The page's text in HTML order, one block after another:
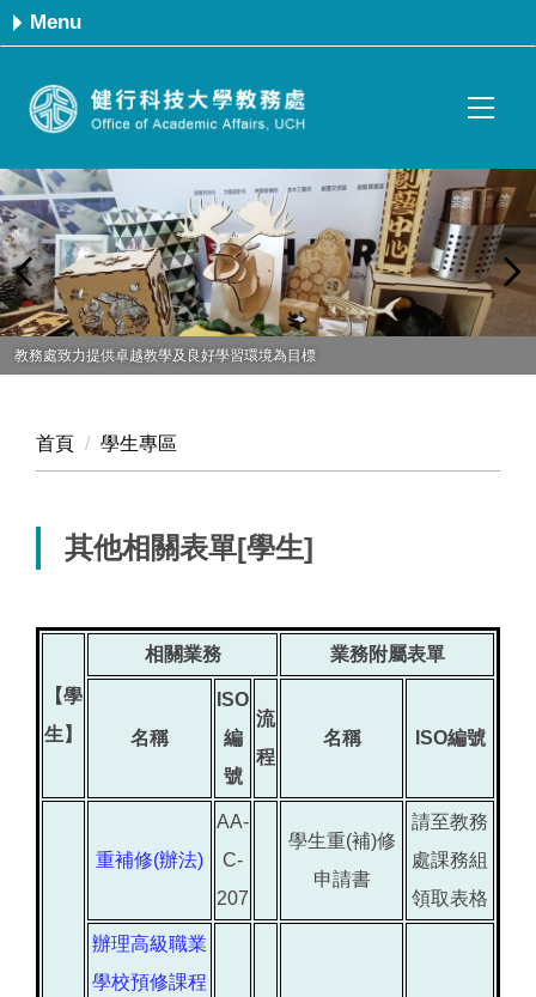
跳
到
要
區
Menu
教務處致力提供卓越教學及良好學習環境為目標
首頁 學生專區
其他相關表單[學生]
【學
生】
相關業務 業務附屬表單
名稱
ISO
編
號
流
程
名稱 ISO編號
重補修(辦法)
AA-
C-
207
學生重(補)修
申請書
請至教務
處課務組
領取表格
辦理高級職業
學校預修課程